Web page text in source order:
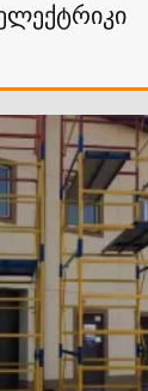
ელექტრიკი